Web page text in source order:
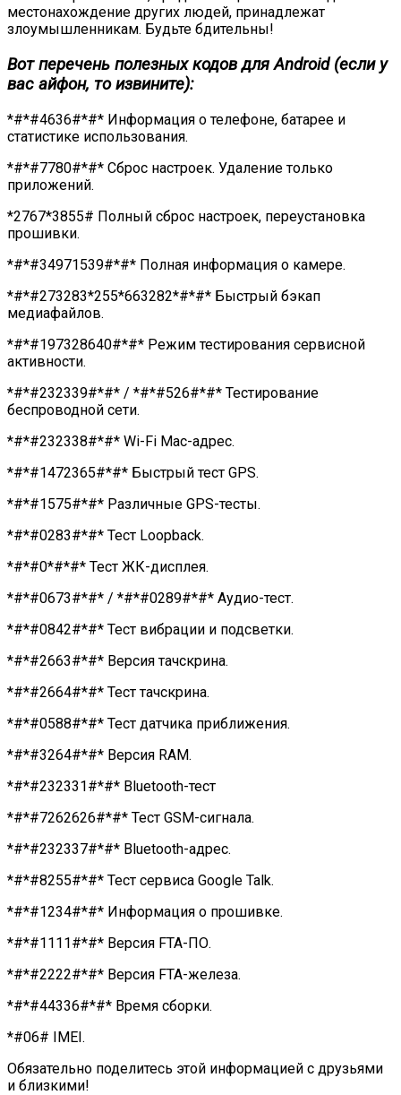
местонахождение других людей, принадлежат
злоумышленникам. Будьте бдительны!
Вот перечень полезных кодов для Android (если у
вас айфон, то извините):
*#*#4636#*#* Информация о телефоне, батарее и
статистике использования.
*#*#7780#*#* Сброс настроек. Удаление только
приложений.
*2767*3855# Полный сброс настроек, переустановка
прошивки.
*#*#34971539#*#* Полная информация о камере.
*#*#273283*255*663282*#*#* Быстрый бэкап
медиафайлов.
*#*#197328640#*#* Режим тестирования сервисной
активности.
*#*#232339#*#* / *#*#526#*#* Тестирование
беспроводной сети.
*#*#232338#*#* Wi-Fi Mac-адрес.
*#*#1472365#*#* Быстрый тест GPS.
*#*#1575#*#* Различные GPS-тесты.
*#*#0283#*#* Тест Loopback.
*#*#0*#*#* Тест ЖК-дисплея.
*#*#0673#*#* / *#*#0289#*#* Аудио-тест.
*#*#0842#*#* Тест вибрации и подсветки.
*#*#2663#*#* Версия тачскрина.
*#*#2664#*#* Тест тачскрина.
*#*#0588#*#* Тест датчика приближения.
*#*#3264#*#* Версия RAM.
*#*#232331#*#* Bluetooth-тест
*#*#7262626#*#* Тест GSM-сигнала.
*#*#232337#*#* Bluetooth-адрес.
*#*#8255#*#* Тест сервиса Google Talk.
*#*#1234#*#* Информация о прошивке.
*#*#1111#*#* Версия FTA-ПО.
*#*#2222#*#* Версия FTA-железа.
*#*#44336#*#* Время сборки.
*#06# IMEI.
Обязательно поделитесь этой информацией с друзьями
и близкими!